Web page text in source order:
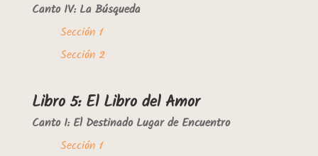
Canto IV: La Búsqueda
Sección 1
Sección 2
Libro 5: El Libro del Amor
Canto I: El Destinado Lugar de Encuentro
Sección 1